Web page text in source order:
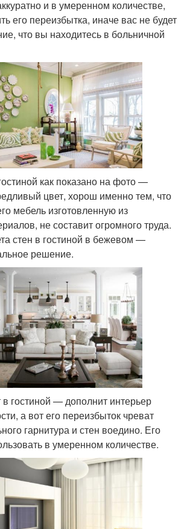
и в умеренном количестве,
его переизбытка, иначе вас не будет
что вы находитесь в больничной
как показано на фото —
цвет, хорош именно тем, что
мебель изготовленную из
не составит огромного труда.
стен в гостиной в бежевом —
решение.
гостиной — дополнит интерьер
а вот его переизбыток чреват
гарнитура и стен воедино. Его
в умеренном количестве.